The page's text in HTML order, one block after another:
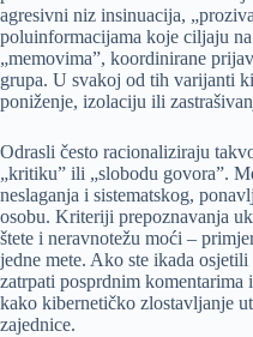
agresivni niz insinuacija,
poluinformacijama koje ciljaju
„memovima”, koordinirane
grupa. U svakoj od tih varijanti
poniženje, izolaciju ili
Odrasli često racionaliziraju
„kritiku” ili „slobodu govora”.
neslaganja i sistematskog,
osobu. Kriteriji prepoznavanja
štete i neravnotežu moći –
jedne mete. Ako ste ikada
zatrpati posprdnim
kako kibernetičko zlostavljanje
zajednice.